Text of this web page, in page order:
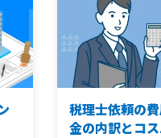
税理士依頼の
金の内訳とコ